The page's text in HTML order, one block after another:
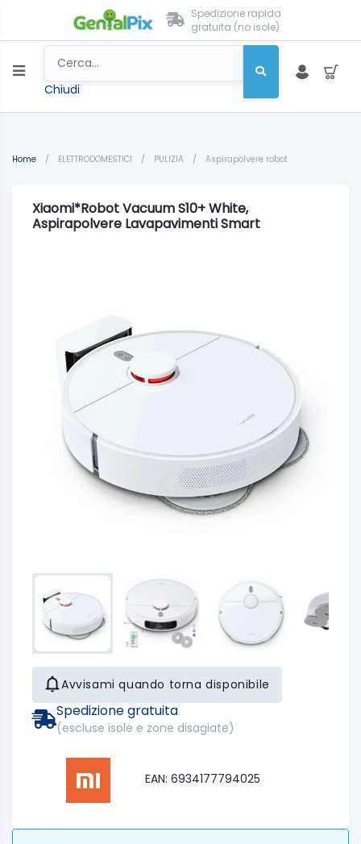
Spedizione rapida
gratuita (no isole)
Chiudi
Home / ELETTRODOMESTICI / PULIZIA / Aspirapolvere robot
Xiaomi*Robot Vacuum S10+ White,
Aspirapolvere Lavapavimenti Smart
Avvisami quando torna disponibile
Spedizione gratuita
(escluse isole e zone disagiate)
EAN: 6934177794025